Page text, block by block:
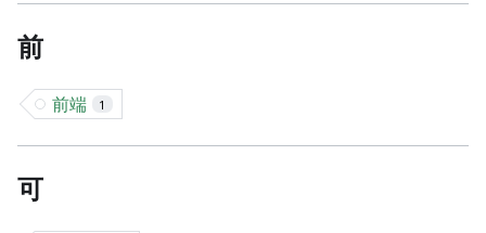
前
前端 1
可